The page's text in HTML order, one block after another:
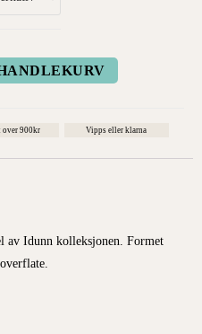
over 900kr Vipps eller klarna
av Idunn kolleksjonen. Formet